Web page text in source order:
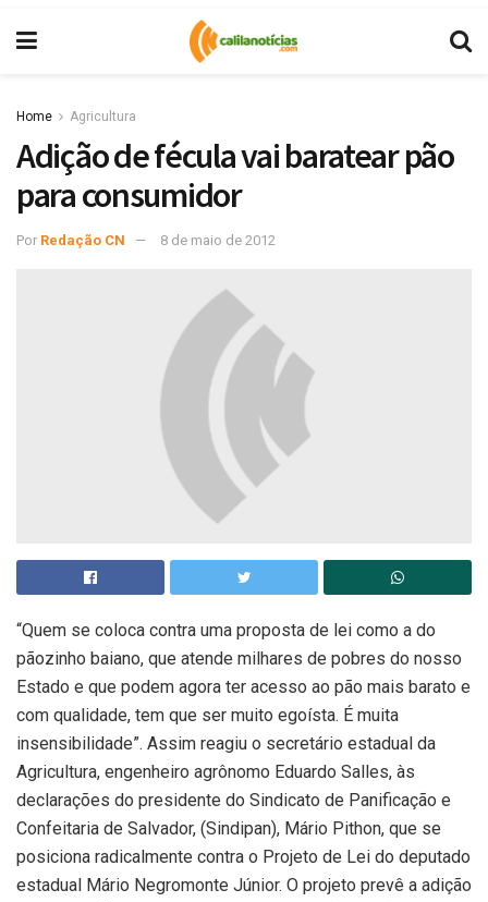
Home Agricultura
Adição de fécula vai baratear pão
para consumidor
Por Redação CN 8 de maio de 2012
“Quem se coloca contra uma proposta de lei como a do
pãozinho baiano, que atende milhares de pobres do nosso
Estado e que podem agora ter acesso ao pão mais barato e
com qualidade, tem que ser muito egoísta. É muita
insensibilidade”. Assim reagiu o secretário estadual da
Agricultura, engenheiro agrônomo Eduardo Salles, às
declarações do presidente do Sindicato de Panificação e
Confeitaria de Salvador, (Sindipan), Mário Pithon, que se
posiciona radicalmente contra o Projeto de Lei do deputado
estadual Mário Negromonte Júnior. O projeto prevê a adição